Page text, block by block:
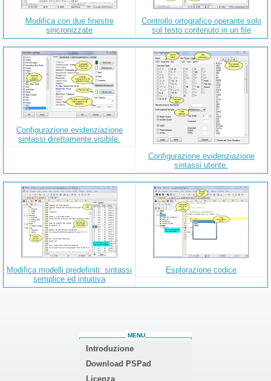
Modifica con due finestre
sincronizzate
Controllo ortografico operante solo
sul testo contenuto in un file
Configurazione evidenziazione
sintassi direttamente visibile.
Configurazione evidenziazione
sintassi utente.
Modifica modelli predefiniti: sintassi
semplice ed intuitiva
Esplorazione codice
MENU
Introduzione
Download PSPad
Licenza